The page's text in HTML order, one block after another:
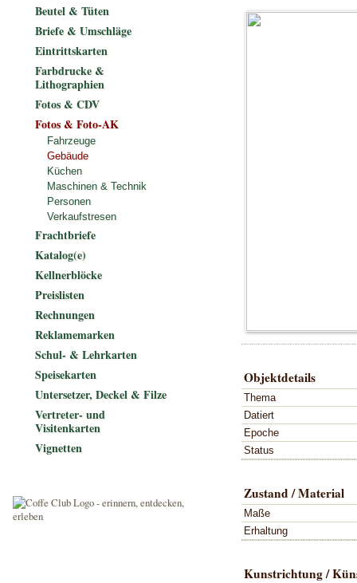
Objektdetails
Thema
Datiert
Epoche
Status
Zustand / Material
Maße
Erhaltung
Kunstrichtung /
Beutel & Tüten
Briefe & Umschläge
Eintrittskarten
Farbdrucke &
Lithographien
Fotos & CDV
Fotos & Foto-AK
Fahrzeuge
Gebäude
Küchen
Maschinen & Technik
Personen
Verkaufstresen
Frachtbriefe
Katalog(e)
Kellnerblöcke
Preislisten
Rechnungen
Reklamemarken
Schul- & Lehrkarten
Speisekarten
Untersetzer, Deckel & Filze
Vertreter- und
Visitenkarten
Vignetten